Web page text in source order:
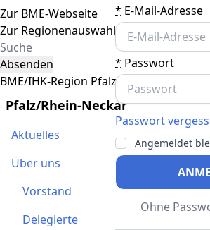
* E-Mail-Adresse
* Passwort
Passwort
Angemeldet
Ohne
Toggle navigation
Zur BME-Webseite
Zur Regionenauswahl
Absenden
BME/IHK-Region Pfalz/Rhein-Neckar
Pfalz/Rhein-Neckar
Aktuelles
Über uns
Vorstand
Delegierte